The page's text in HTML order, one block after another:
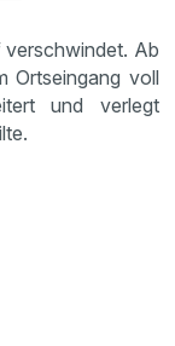
Ab
Ortseingang voll
und verlegt